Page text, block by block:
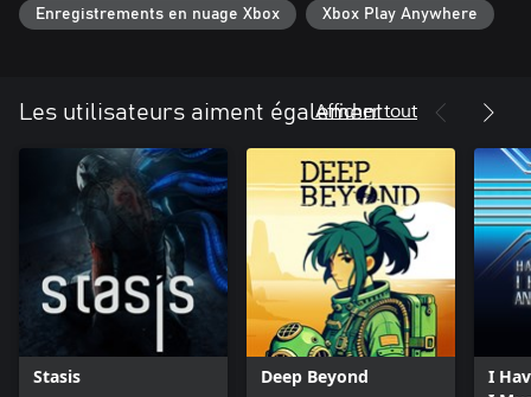
Enregistrements en nuage Xbox Xbox Play Anywhere
Les utilisateurs aiment également
Afficher tout
Stasis Deep Beyond
I